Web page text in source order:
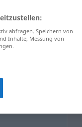
abfragen. Speichern von
Inhalte, Messung von